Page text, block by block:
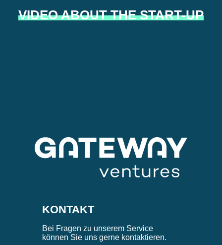
VIDEO ABOUT THE START-UP
KONTAKT
Bei Fragen zu unserem Service
können Sie uns gerne kontaktieren.